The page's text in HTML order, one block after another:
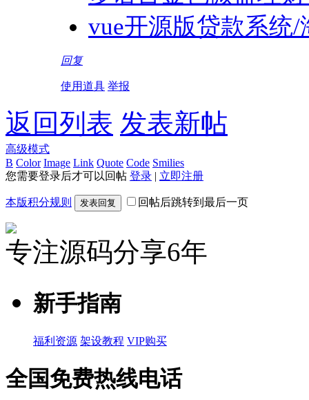
vue开源版贷款系统
回复
使用道具 举报
返回列表 发表新帖
高级模式
B Color Image Link Quote Code Smilies
您需要登录后才可以回帖 登录 | 立即注册
本版积分规则 发表回复 回帖后跳转到最后一页
专注源码分享6年
新手指南
福利资源 架设教程 VIP购买
全国免费热线电话